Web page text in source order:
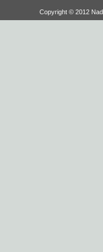
Copyright © 2012